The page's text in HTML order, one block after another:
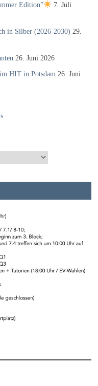
Edition”
7. Juli
in Silber (2026-2030) 29.
26. Juni 2026
HIT in Potsdam 26. Juni